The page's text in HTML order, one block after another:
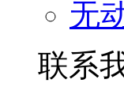
无
联系